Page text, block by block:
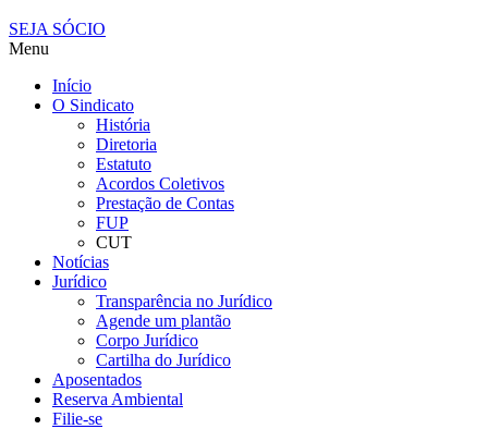
SEJA SÓCIO
Menu
Início
O Sindicato
História
Diretoria
Estatuto
Acordos Coletivos
Prestação de Contas
FUP
CUT
Notícias
Jurídico
Transparência no Jurídico
Agende um plantão
Corpo Jurídico
Cartilha do Jurídico
Aposentados
Reserva Ambiental
Filie-se